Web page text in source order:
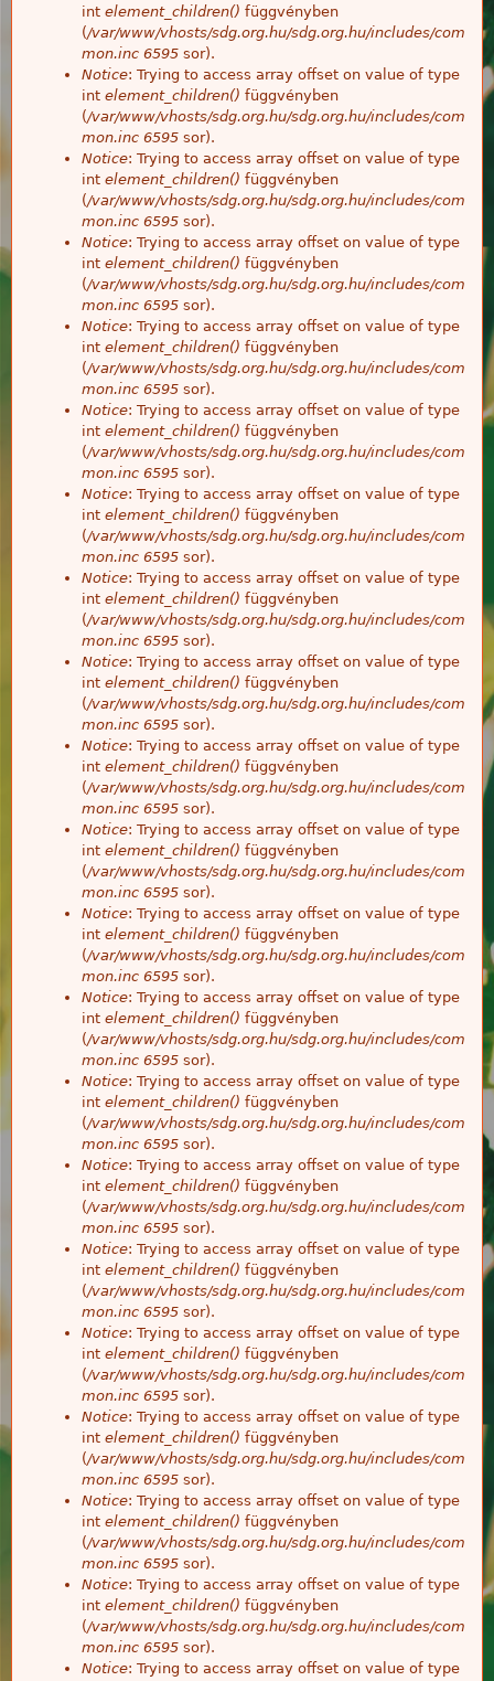
int element_children() függvényben
(/var/www/vhosts/sdg.org.hu/sdg.org.hu/includes/com
mon.inc 6595 sor).
Notice: Trying to access array offset on value of type
int element_children() függvényben
(/var/www/vhosts/sdg.org.hu/sdg.org.hu/includes/com
mon.inc 6595 sor).
Notice: Trying to access array offset on value of type
int element_children() függvényben
(/var/www/vhosts/sdg.org.hu/sdg.org.hu/includes/com
mon.inc 6595 sor).
Notice: Trying to access array offset on value of type
int element_children() függvényben
(/var/www/vhosts/sdg.org.hu/sdg.org.hu/includes/com
mon.inc 6595 sor).
Notice: Trying to access array offset on value of type
int element_children() függvényben
(/var/www/vhosts/sdg.org.hu/sdg.org.hu/includes/com
mon.inc 6595 sor).
Notice: Trying to access array offset on value of type
int element_children() függvényben
(/var/www/vhosts/sdg.org.hu/sdg.org.hu/includes/com
mon.inc 6595 sor).
Notice: Trying to access array offset on value of type
int element_children() függvényben
(/var/www/vhosts/sdg.org.hu/sdg.org.hu/includes/com
mon.inc 6595 sor).
Notice: Trying to access array offset on value of type
int element_children() függvényben
(/var/www/vhosts/sdg.org.hu/sdg.org.hu/includes/com
mon.inc 6595 sor).
Notice: Trying to access array offset on value of type
int element_children() függvényben
(/var/www/vhosts/sdg.org.hu/sdg.org.hu/includes/com
mon.inc 6595 sor).
Notice: Trying to access array offset on value of type
int element_children() függvényben
(/var/www/vhosts/sdg.org.hu/sdg.org.hu/includes/com
mon.inc 6595 sor).
Notice: Trying to access array offset on value of type
int element_children() függvényben
(/var/www/vhosts/sdg.org.hu/sdg.org.hu/includes/com
mon.inc 6595 sor).
Notice: Trying to access array offset on value of type
int element_children() függvényben
(/var/www/vhosts/sdg.org.hu/sdg.org.hu/includes/com
mon.inc 6595 sor).
Notice: Trying to access array offset on value of type
int element_children() függvényben
(/var/www/vhosts/sdg.org.hu/sdg.org.hu/includes/com
mon.inc 6595 sor).
Notice: Trying to access array offset on value of type
int element_children() függvényben
(/var/www/vhosts/sdg.org.hu/sdg.org.hu/includes/com
mon.inc 6595 sor).
Notice: Trying to access array offset on value of type
int element_children() függvényben
(/var/www/vhosts/sdg.org.hu/sdg.org.hu/includes/com
mon.inc 6595 sor).
Notice: Trying to access array offset on value of type
int element_children() függvényben
(/var/www/vhosts/sdg.org.hu/sdg.org.hu/includes/com
mon.inc 6595 sor).
Notice: Trying to access array offset on value of type
int element_children() függvényben
(/var/www/vhosts/sdg.org.hu/sdg.org.hu/includes/com
mon.inc 6595 sor).
Notice: Trying to access array offset on value of type
int element_children() függvényben
(/var/www/vhosts/sdg.org.hu/sdg.org.hu/includes/com
mon.inc 6595 sor).
Notice: Trying to access array offset on value of type
int element_children() függvényben
(/var/www/vhosts/sdg.org.hu/sdg.org.hu/includes/com
mon.inc 6595 sor).
Notice: Trying to access array offset on value of type
int element_children() függvényben
(/var/www/vhosts/sdg.org.hu/sdg.org.hu/includes/com
mon.inc 6595 sor).
Notice: Trying to access array offset on value of type